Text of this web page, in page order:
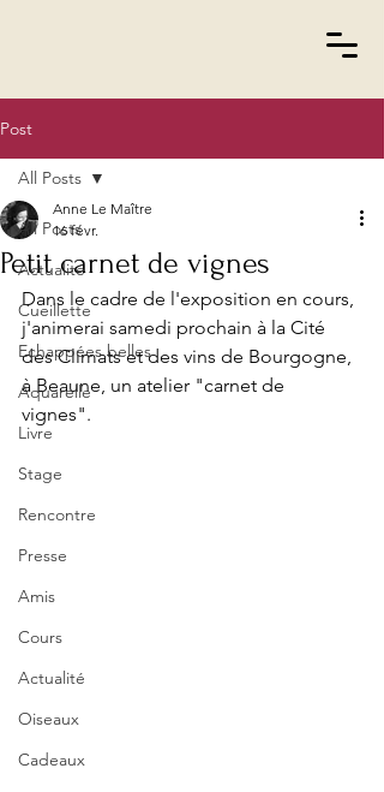
Post
All Posts
Actualité
Cueillette
Echappées belles
Aquarelle
Livre
Stage
Rencontre
Presse
Amis
Cours
Actualité
Oiseaux
Cadeaux
All Posts
Petit carnet de vignes
Anne Le Maître
16 févr.
Dans le cadre de l'exposition en cours,
j'animerai samedi prochain à la Cité
des Climats et des vins de Bourgogne,
à Beaune, un atelier "carnet de
vignes".